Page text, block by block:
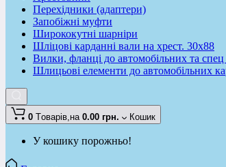
Перехідники (адаптери)
Запобіжні муфти
Ширококутні шарніри
Шліцові карданні вали на хрест. 30x88
Вилки, фланці до автомобільних та спец
Шлицьові елементи до автомобільних
0 Tоварів,на 0.00 грн. Кошик
У кошику порожньо!